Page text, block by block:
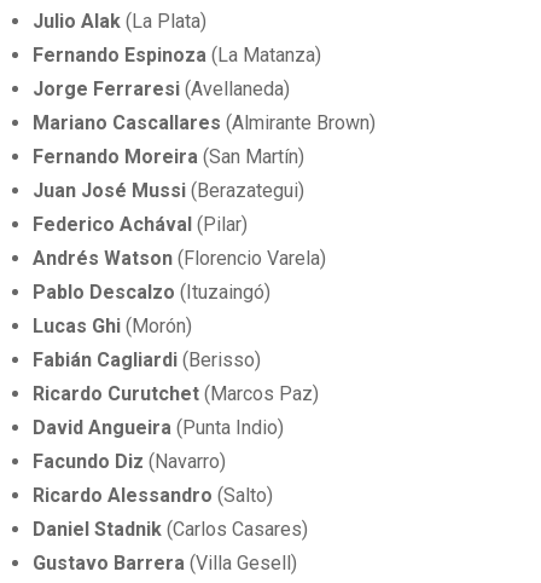
Julio Alak (La Plata)
Fernando Espinoza (La Matanza)
Jorge Ferraresi (Avellaneda)
Mariano Cascallares (Almirante Brown)
Fernando Moreira (San Martín)
Juan José Mussi (Berazategui)
Federico Achával (Pilar)
Andrés Watson (Florencio Varela)
Pablo Descalzo (Ituzaingó)
Lucas Ghi (Morón)
Fabián Cagliardi (Berisso)
Ricardo Curutchet (Marcos Paz)
David Angueira (Punta Indio)
Facundo Diz (Navarro)
Ricardo Alessandro (Salto)
Daniel Stadnik (Carlos Casares)
Gustavo Barrera (Villa Gesell)